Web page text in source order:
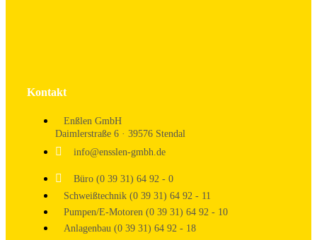
Kontakt
Enßlen GmbH
Daimlerstraße 6 · 39576 Stendal
info@ensslen-gmbh.de
Büro (0 39 31) 64 92 - 0
Schweißtechnik (0 39 31) 64 92 - 11
Pumpen/E-Motoren (0 39 31) 64 92 - 10
Anlagenbau (0 39 31) 64 92 - 18